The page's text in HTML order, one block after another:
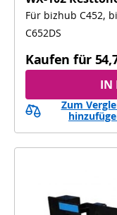
Für bizhub C452,
C652DS
Kaufen für
IN
Zum